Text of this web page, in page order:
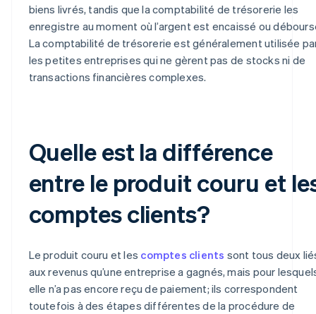
biens livrés, tandis que la comptabilité de trésorerie les
enregistre au moment où l’argent est encaissé ou
La comptabilité de trésorerie est généralement utilisée
les petites entreprises qui ne gèrent pas de stocks ni de
transactions financières complexes.
Quelle est la différence
entre le produit couru et
comptes clients?
Le produit couru et les comptes clients sont tous deux
aux revenus qu’une entreprise a gagnés, mais pour
elle n’a pas encore reçu de paiement; ils correspondent
toutefois à des étapes différentes de la procédure de